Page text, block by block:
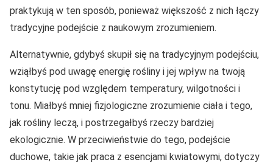
praktykują w ten sposób, ponieważ większość z nich łączy
tradycyjne podejście z naukowym zrozumieniem.
Alternatywnie, gdybyś skupił się na tradycyjnym podejściu,
wziąłbyś pod uwagę energię rośliny i jej wpływ na twoją
konstytucję pod względem temperatury, wilgotności i
tonu. Miałbyś mniej fizjologiczne zrozumienie ciała i tego,
jak rośliny leczą, i postrzegałbyś rzeczy bardziej
ekologicznie. W przeciwieństwie do tego, podejście
duchowe, takie jak praca z esencjami kwiatowymi, dotyczy